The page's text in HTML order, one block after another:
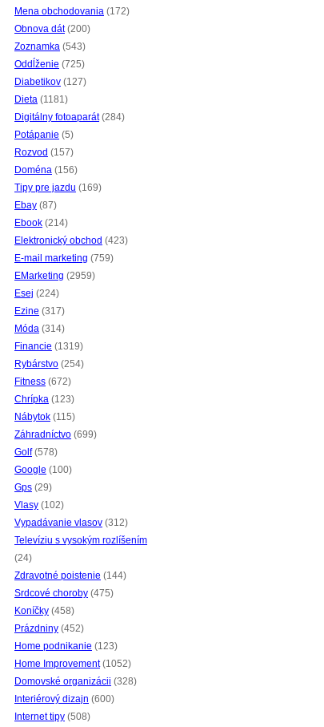
Mena obchodovania (172)
Obnova dát(200)
Zoznamka (543)
Oddĺženie (725)
Diabetikov (127)
Dieta (1181)
Digitálny fotoaparát(284)
Potápanie (5)
Rozvod (157)
Doména (156)
Tipy pre jazdu (169)
Ebay (87)
Ebook (214)
Elektronický obchod (423)
E-mail marketing (759)
EMarketing (2959)
Esej (224)
Ezine (317)
Móda (314)
Financie (1319)
Rybárstvo (254)
Fitness (672)
Chrípka (123)
Nábytok (115)
Záhradníctvo (699)
Golf(578)
Google (100)
Gps (29)
Vlasy (102)
Vypadávanie vlasov (312)
Televíziu s vysokým rozlíšením
(24)
Zdravotné poistenie (144)
Srdcové choroby (475)
Koníčky (458)
Prázdniny (452)
Home podnikanie (123)
Home Improvement(1052)
Domovské organizácii (328)
Interiérový dizajn (600)
Internet tipy (508)